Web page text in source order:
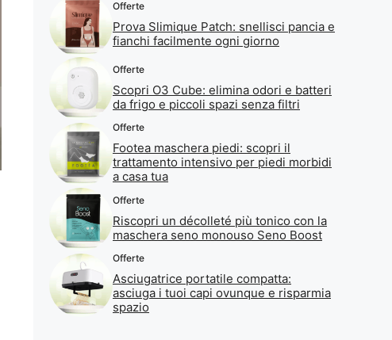
Offerte
Prova Slimique Patch: snellisci pancia e
fianchi facilmente ogni giorno
Offerte
Scopri O3 Cube: elimina odori e batteri
da frigo e piccoli spazi senza filtri
Offerte
Footea maschera piedi: scopri il
trattamento intensivo per piedi morbidi
a casa tua
Offerte
Riscopri un décolleté più tonico con la
maschera seno monouso Seno Boost
Offerte
Asciugatrice portatile compatta:
asciuga i tuoi capi ovunque e risparmia
spazio